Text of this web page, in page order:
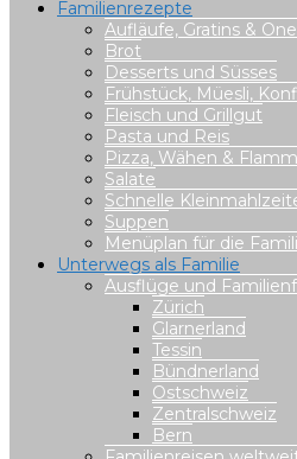
Familienrezepte
Aufläufe, Gratins &
Brot
Desserts und Süsses
Frühstück, Müesli,
Fleisch und Grillgut
Pasta und Reis
Pizza, Wähen &
Salate
Schnelle
Suppen
Menüplan für die
Unterwegs als Familie
Ausflüge und
Zürich
Glarnerland
Tessin
Bündnerland
Ostschweiz
Zentralschweiz
Bern